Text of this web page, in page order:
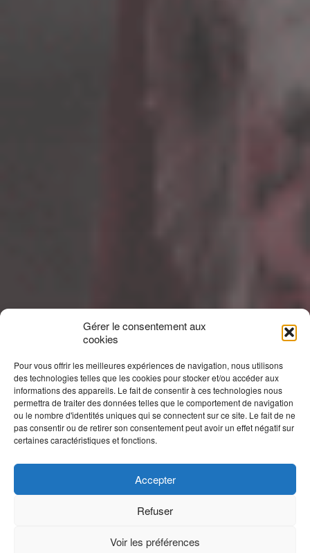
Gérer le consentement aux
cookies
Pour vous offrir les meilleures expériences de navigation, nous utilisons
des technologies telles que les cookies pour stocker et/ou accéder aux
informations des appareils. Le fait de consentir à ces technologies nous
permettra de traiter des données telles que le comportement de navigation
ou le nombre d'identités uniques qui se connectent sur ce site. Le fait de ne
pas consentir ou de retirer son consentement peut avoir un effet négatif sur
certaines caractéristiques et fonctions.
Accepter
Refuser
Voir les préférences